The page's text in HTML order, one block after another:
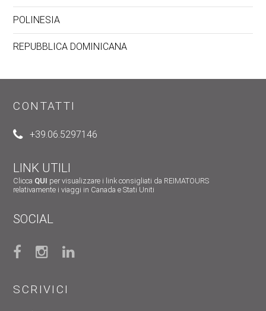
POLINESIA
REPUBBLICA DOMINICANA
CONTATTI
+39.06.5297146
LINK UTILI
Clicca QUI per visualizzare i link consigliati da REIMATOURS
relativamente i viaggi in Canada e Stati Uniti
SOCIAL
SCRIVICI